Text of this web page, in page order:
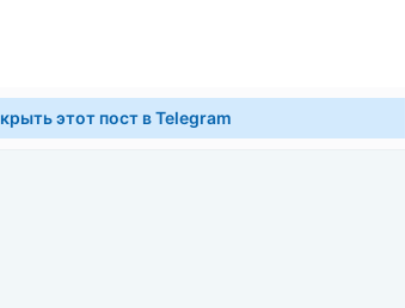
этот пост в Telegram